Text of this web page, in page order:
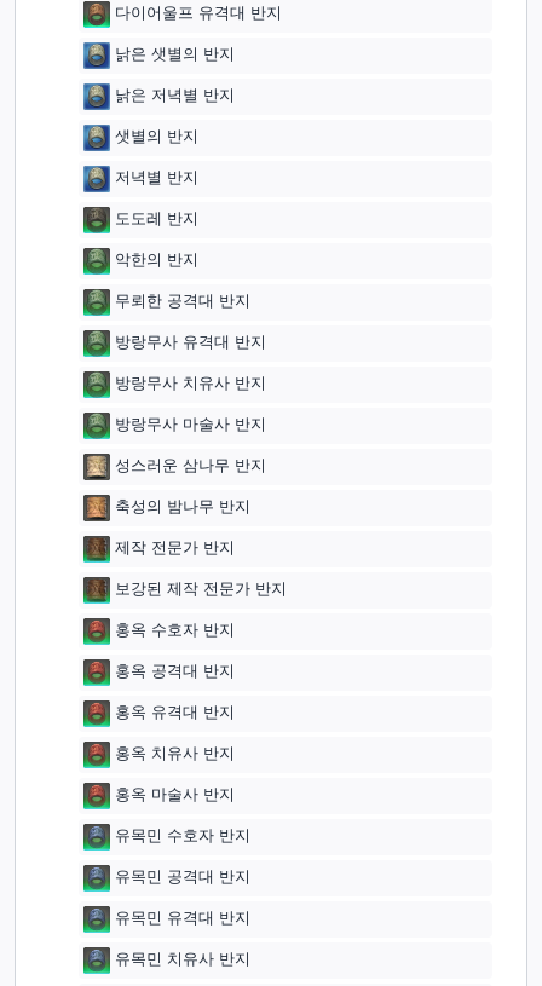
다이어울프 유격대 반지
낡은 샛별의 반지
낡은 저녁별 반지
샛별의 반지
저녁별 반지
도도레 반지
악한의 반지
무뢰한 공격대 반지
방랑무사 유격대 반지
방랑무사 치유사 반지
방랑무사 마술사 반지
성스러운 삼나무 반지
축성의 밤나무 반지
제작 전문가 반지
보강된 제작 전문가 반지
홍옥 수호자 반지
홍옥 공격대 반지
홍옥 유격대 반지
홍옥 치유사 반지
홍옥 마술사 반지
유목민 수호자 반지
유목민 공격대 반지
유목민 유격대 반지
유목민 치유사 반지